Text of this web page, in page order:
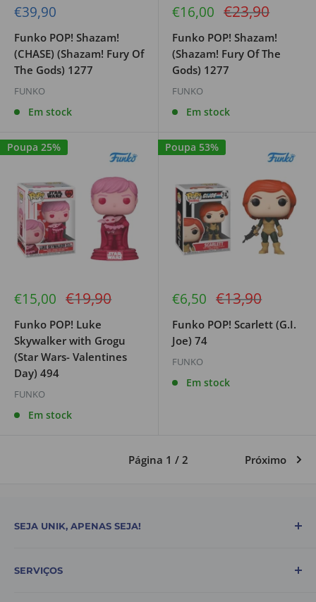
Preço
venda
€39,90
Funko POP! Shazam!
(CHASE) (Shazam! Fury Of
The Gods) 1277
FUNKO
Em stock
Preço
venda
€16,00 Preço
regular
€23,90
Funko POP! Shazam!
(Shazam! Fury Of The
Gods) 1277
FUNKO
Em stock
Poupa 25%
Preço
venda
€15,00 Preço
regular
€19,90
Funko POP! Luke
Skywalker with Grogu
(Star Wars- Valentines
Day) 494
FUNKO
Em stock
Poupa 53%
Preço
venda
€6,50 Preço
regular
€13,90
Funko POP! Scarlett (G.I.
Joe) 74
FUNKO
Em stock
Página 1 / 2 Próximo
SEJA UNIK, APENAS SEJA!
e produtos que tornam o dia a dia das pessoas mais
SERVIÇOS